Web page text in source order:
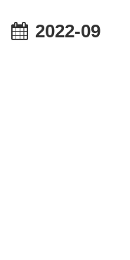
2022-09